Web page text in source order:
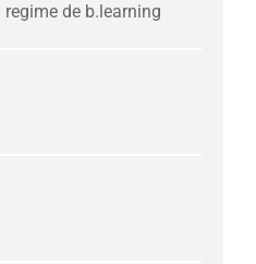
de b.learning